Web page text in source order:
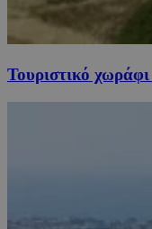
Τουριστικό